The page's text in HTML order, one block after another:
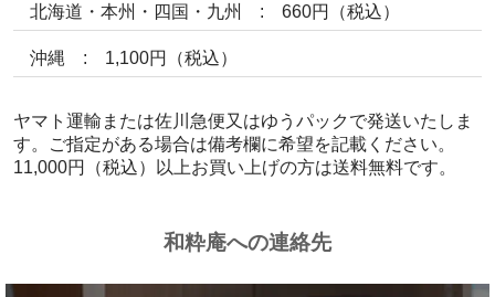
北海道・本州・四国・九州 : 660円（税込）
沖縄 : 1,100円（税込）
ヤマト運輸または佐川急便又はゆうパックで発送いたしま
す。ご指定がある場合は備考欄に希望を記載ください。
11,000円（税込）以上お買い上げの方は送料無料です。
和粋庵への連絡先